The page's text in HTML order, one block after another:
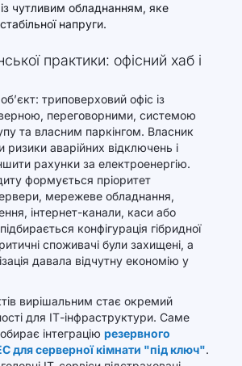
чутливим обладнанням, яке
напруги.
практики: офісний хаб і
триповерховий офіс із
переговорними, системою
та власним паркінгом. Власник
ризики аварійних відключень і
рахунки за електроенергію.
формується пріоритет
мережеве обладнання,
інтернет-канали, каси або
конфігурація гібридної
споживачі були захищені, а
давала відчутну економію у
вирішальним стає окремий
для ІТ-інфраструктури. Саме
інтеграцію резервного
для серверної кімнати "під ключ".